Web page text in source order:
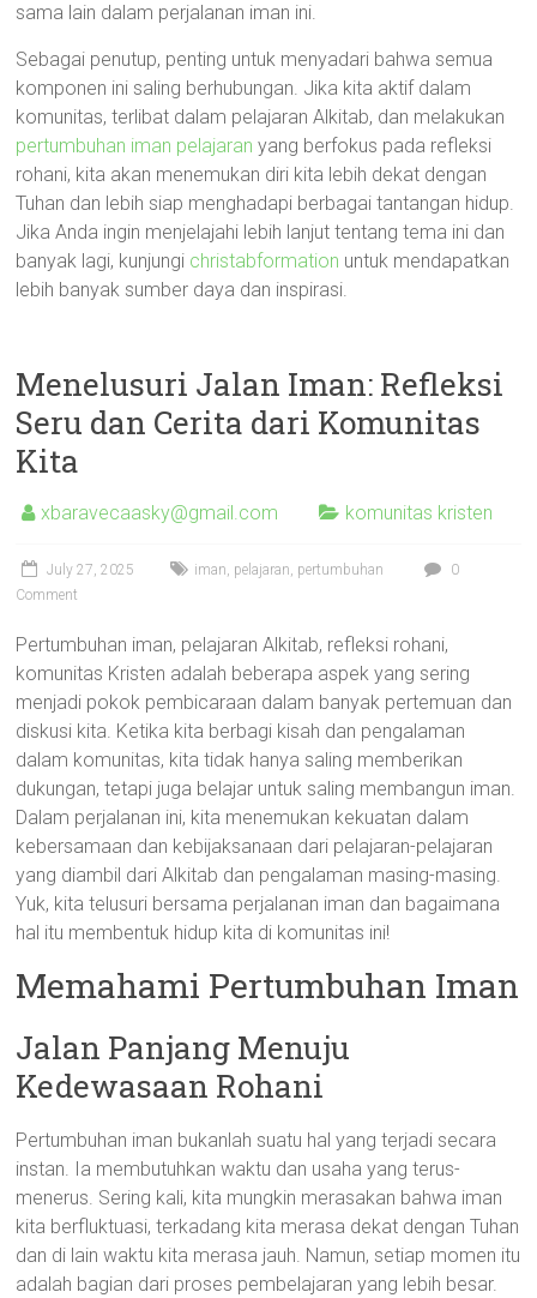
sama lain dalam perjalanan iman ini.
Sebagai penutup, penting untuk menyadari bahwa semua
komponen ini saling berhubungan. Jika kita aktif dalam
komunitas, terlibat dalam pelajaran Alkitab, dan melakukan
pertumbuhan iman pelajaran yang berfokus pada refleksi
rohani, kita akan menemukan diri kita lebih dekat dengan
Tuhan dan lebih siap menghadapi berbagai tantangan hidup.
Jika Anda ingin menjelajahi lebih lanjut tentang tema ini dan
banyak lagi, kunjungi christabformation untuk mendapatkan
lebih banyak sumber daya dan inspirasi.
Menelusuri Jalan Iman: Refleksi
Seru dan Cerita dari Komunitas
Kita
xbaravecaasky@gmail.com komunitas kristen
July 27, 2025 iman, pelajaran, pertumbuhan
0
Comment
Pertumbuhan iman, pelajaran Alkitab, refleksi rohani,
komunitas Kristen adalah beberapa aspek yang sering
menjadi pokok pembicaraan dalam banyak pertemuan dan
diskusi kita. Ketika kita berbagi kisah dan pengalaman
dalam komunitas, kita tidak hanya saling memberikan
dukungan, tetapi juga belajar untuk saling membangun iman.
Dalam perjalanan ini, kita menemukan kekuatan dalam
kebersamaan dan kebijaksanaan dari pelajaran-pelajaran
yang diambil dari Alkitab dan pengalaman masing-masing.
Yuk, kita telusuri bersama perjalanan iman dan bagaimana
hal itu membentuk hidup kita di komunitas ini!
Memahami Pertumbuhan Iman
Jalan Panjang Menuju
Kedewasaan Rohani
Pertumbuhan iman bukanlah suatu hal yang terjadi secara
instan. Ia membutuhkan waktu dan usaha yang terus-
menerus. Sering kali, kita mungkin merasakan bahwa iman
kita berfluktuasi, terkadang kita merasa dekat dengan Tuhan
dan di lain waktu kita merasa jauh. Namun, setiap momen itu
adalah bagian dari proses pembelajaran yang lebih besar.